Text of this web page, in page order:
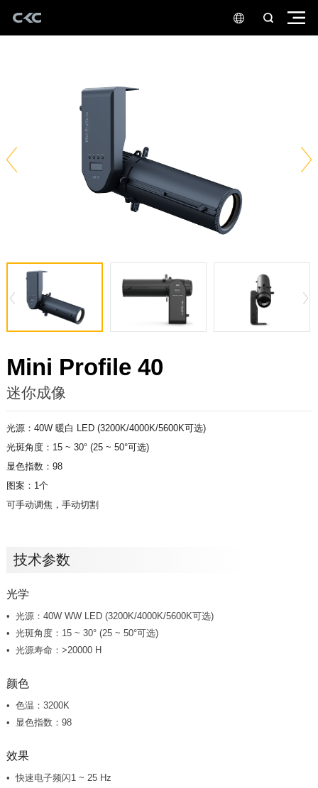
Mini Profile 40
迷你成像
光源：40W 暖白 LED (3200K/4000K/5600K可选)
光斑角度：15 ~ 30° (25 ~ 50°可选)
显色指数：98
图案：1个
可手动调焦，手动切割
技术参数
光学
光源：40W WW LED (3200K/4000K/5600K可选)
光斑角度：15 ~ 30° (25 ~ 50°可选)
光源寿命：>20000 H
颜色
色温：3200K
显色指数：98
效果
快速电子频闪1 ~ 25 Hz